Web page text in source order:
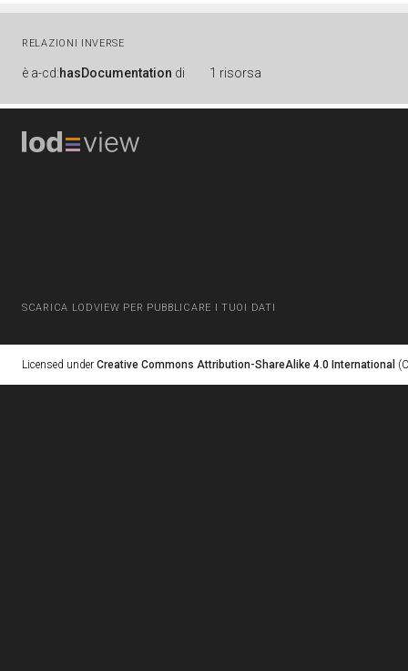
RELAZIONI INVERSE
è a-cd:hasDocumentation di 1 risorsa
SCARICA LODVIEW PER PUBBLICARE I TUOI DATI
Licensed under Creative Commons Attribution-ShareAlike 4.0 International